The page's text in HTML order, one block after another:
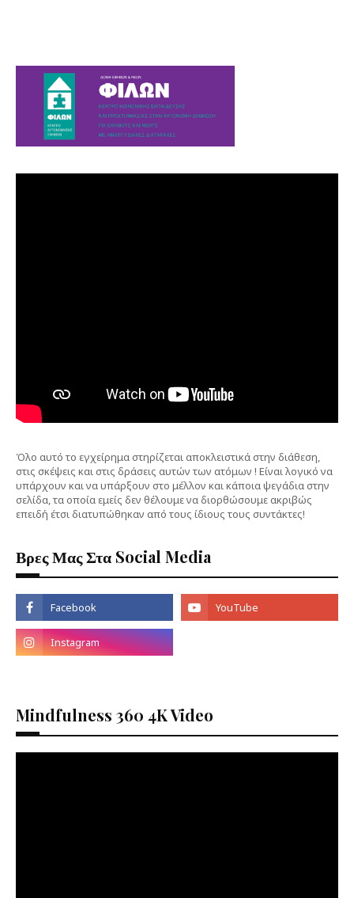
Όλο αυτό το εγχείρημα στηρίζεται αποκλειστικά στην διάθεση,
στις σκέψεις και στις δράσεις αυτών των ατόμων ! Είναι λογικό να
υπάρχουν και να υπάρξουν στο μέλλον και κάποια ψεγάδια στην
σελίδα, τα οποία εμείς δεν θέλουμε να διορθώσουμε ακριβώς
επειδή έτσι διατυπώθηκαν από τους ίδιους τους συντάκτες!
Βρες Μας Στα Social Media
Mindfulness 360 4K Video